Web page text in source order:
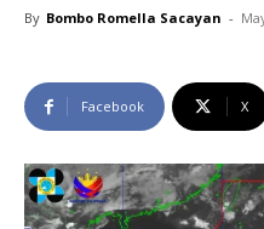
By Bombo Romella Sacayan -
Facebook X